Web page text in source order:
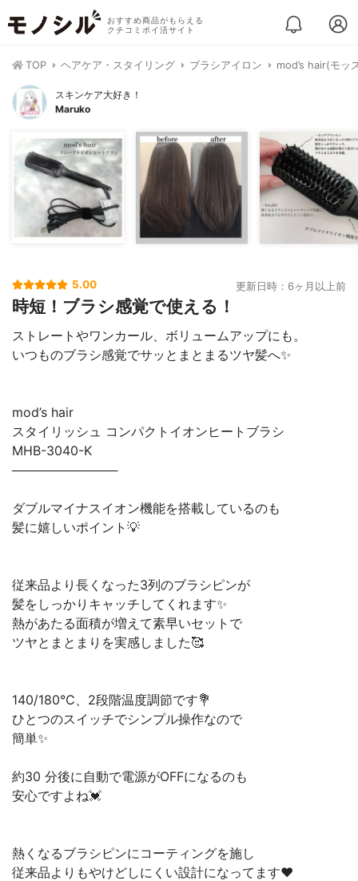
おすすめ商品がもらえる
クチコミポイ活サイト
TOP ヘアケア・スタイリング ブラシアイロン mod’s hair(モッ
スキンケア大好き！
Maruko
5.00 更新日時：6ヶ月以上前
時短！ブラシ感覚で使える！
ストレートやワンカール、ボリュームアップにも。
いつものブラシ感覚でサッとまとまるツヤ髪へ✨
mod’s hair
スタイリッシュ コンパクトイオンヒートブラシ
MHB-3040-K
────────────
ダブルマイナスイオン機能を搭載しているのも
髪に嬉しいポイント💡
従来品より長くなった3列のブラシピンが
髪をしっかりキャッチしてくれます✨
熱があたる面積が増えて素早いセットで
ツヤとまとまりを実感しました🥰
140/180℃、2段階温度調節です💐
ひとつのスイッチでシンプル操作なので
簡単✨
約30 分後に自動で電源がOFFになるのも
安心ですよね💓
熱くなるブラシピンにコーティングを施し
従来品よりもやけどしにくい設計になってます❤️